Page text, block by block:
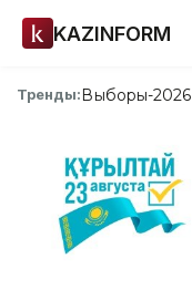
KAZINFORM
Тренды:Выборы-2026